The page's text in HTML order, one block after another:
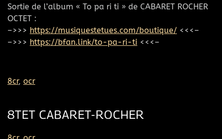
Sortie de l’album « To pa ri ti » de CABARET ROCHER
OCTET :
–>>> https://musiquestetues.com/boutique/ <<<–
–>>> https://bfan.link/to-pa-ri-ti <<<–
8cr, ocr
8TET CABARET-ROCHER